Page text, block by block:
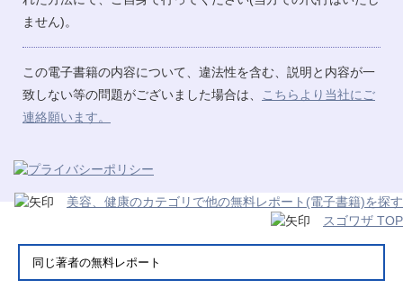
ません)。
この電子書籍の内容について、違法性を含む、説明と内容が一
致しない等の問題がございました場合は、
こちらより当社にご
連絡願います。
美容、健康のカテゴリで他の無料レポート(電子書籍)を探す
スゴワザ TOP
同じ著者の無料レポート